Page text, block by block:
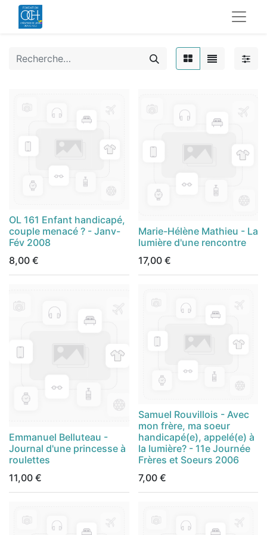
OL 161 Enfant handicapé,
couple menacé ? - Janv-
Fév 2008
8,00 €
Marie-Hélène Mathieu - La
lumière d'une rencontre
17,00€
Emmanuel Belluteau -
Journal d'une princesse à
roulettes
11,00 €
Samuel Rouvillois - Avec
mon frère, ma soeur
handicapé(e), appelé(e) à
la lumière? - 11e Journée
Frères et Soeurs 2006
7,00€